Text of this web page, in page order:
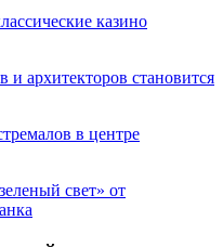
казино
архитекторов становится
в центре
свет» от